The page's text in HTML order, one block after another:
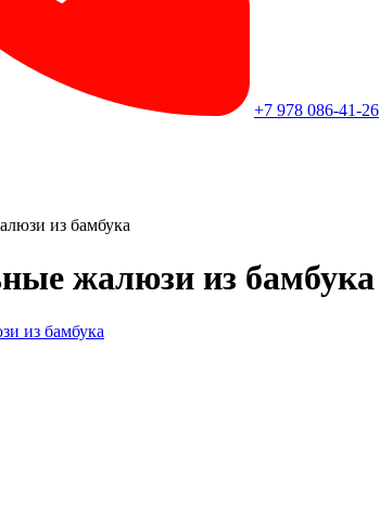
+7 978 086-41-26
из бамбука
жалюзи из бамбука